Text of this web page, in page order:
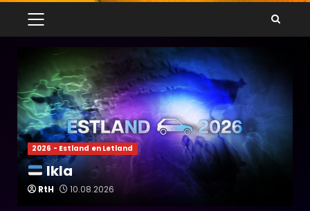
PRIMAIR
MENU
2026 - Estland en Letland
Ikla
RtH 10.08.2026